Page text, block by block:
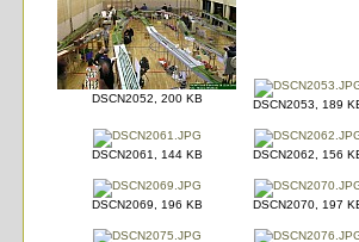
DSCN2052, 200 KB DSCN2053, 189
DSCN2061, 144 KB DSCN2062, 156
DSCN2069, 196 KB DSCN2070, 197